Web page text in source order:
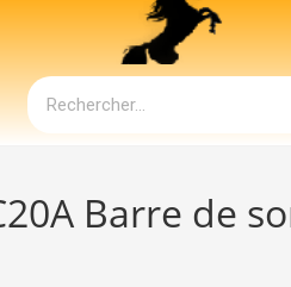
Barre de